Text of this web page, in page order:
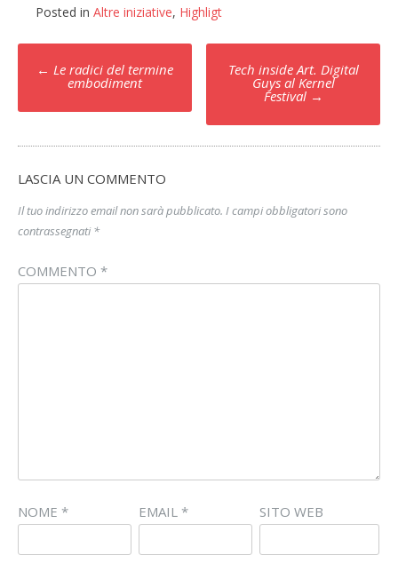
Posted in Altre iniziative, Highligt
Post
navigation
← Le radici del termine
embodiment
Tech inside Art. Digital
Guys al Kernel
Festival →
LASCIA UN COMMENTO
Il tuo indirizzo email non sarà pubblicato. I campi obbligatori sono
contrassegnati*
COMMENTO *
NOME * EMAIL * SITO WEB